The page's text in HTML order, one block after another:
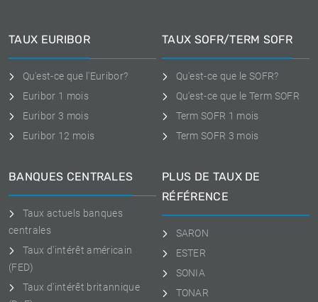
TAUX EURIBOR
Qu'est-ce que l'Euribor?
Euribor 1 mois
Euribor 3 mois
Euribor 12 mois
TAUX SOFR/TERM SOFR
Qu'est-ce que le SOFR?
Qu'est-ce que le Term SOFR
Term SOFR 1 mois
Term SOFR 3 mois
BANQUES CENTRALES
Taux actuels banques
centrales
Taux d'intérêt américain
(FED)
Taux d'intérêt britannique
PLUS DE TAUX DE
RÉFÉRENCE
SARON
ESTER
SONIA
TONAR